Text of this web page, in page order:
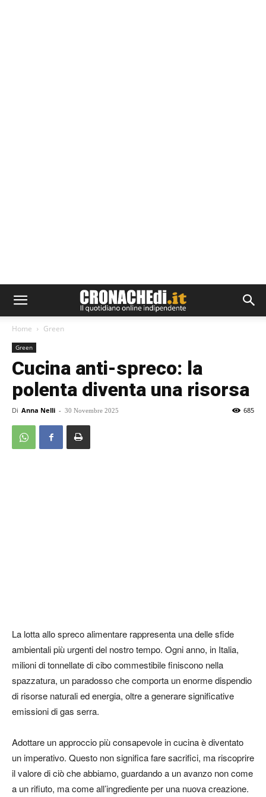
Home Green
Green
Cucina anti-spreco: la
polenta diventa una risorsa
Di Anna Nelli - 30 Novembre 2025 685
La lotta allo spreco alimentare rappresenta una delle sfide
ambientali più urgenti del nostro tempo. Ogni anno, in Italia,
milioni di tonnellate di cibo commestibile finiscono nella
spazzatura, un paradosso che comporta un enorme dispendio
di risorse naturali ed energia, oltre a generare significative
emissioni di gas serra.
Adottare un approccio più consapevole in cucina è diventato
un imperativo. Questo non significa fare sacrifici, ma riscoprire
il valore di ciò che abbiamo, guardando a un avanzo non come
a un rifiuto, ma come all’ingrediente per una nuova creazione.